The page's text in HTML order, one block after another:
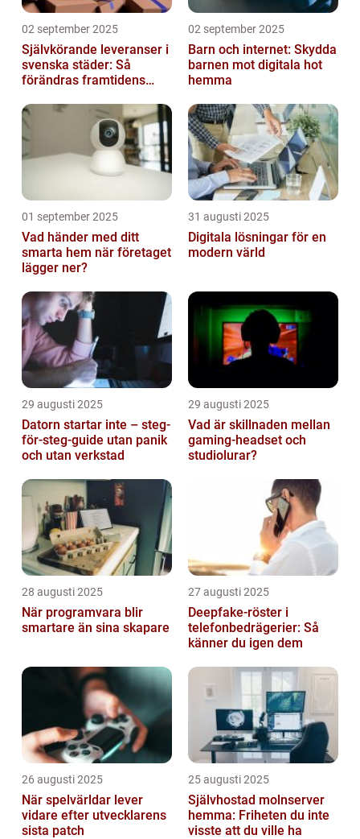
02 september 2025
Självkörande leveranser i
svenska städer: Så
förändras framtidens
02 september 2025
Barn och internet: Skydda
barnen mot digitala hot
hemma
01 september 2025
Vad händer med ditt
smarta hem när företaget
lägger ner?
31 augusti 2025
Digitala lösningar för en
modern värld
29 augusti 2025
Datorn startar inte – steg-
för-steg-guide utan panik
och utan verkstad
29 augusti 2025
Vad är skillnaden mellan
gaming-headset och
studiolurar?
28 augusti 2025
När programvara blir
smartare än sina skapare
27 augusti 2025
Deepfake-röster i
telefonbedrägerier: Så
känner du igen dem
26 augusti 2025
När spelvärldar lever
vidare efter utvecklarens
sista patch
25 augusti 2025
Självhostad molnserver
hemma: Friheten du inte
visste att du ville ha